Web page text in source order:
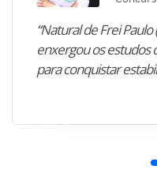
“Natural de Frei Paulo
enxergou os estudos
para conquistar